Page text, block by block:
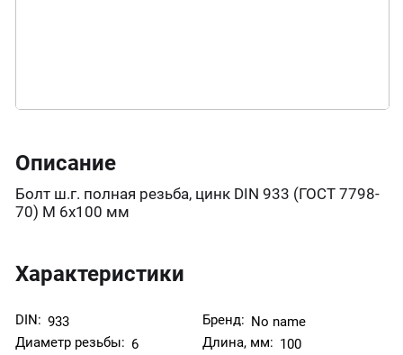
Описание
Болт ш.г. полная резьба, цинк DIN 933 (ГОСТ 7798-
70) М 6х100 мм
Характеристики
DIN: 933 Бренд: No name
Диаметр резьбы: 6 Длина, мм: 100